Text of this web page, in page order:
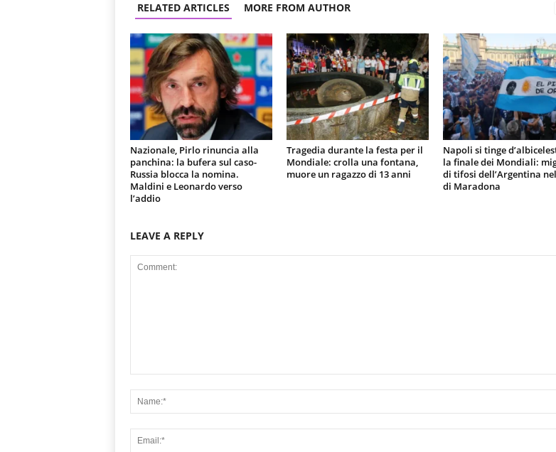
RELATED ARTICLES MORE FROM AUTHOR
Nazionale, Pirlo rinuncia alla
panchina: la bufera sul caso-
Russia blocca la nomina.
Maldini e Leonardo verso
l’addio
Tragedia durante la festa per il
Mondiale: crolla una fontana,
muore un ragazzo di 13 anni
Napoli si tinge
la finale dei Mondiali:
di tifosi dell’Argentina
di Maradona
LEAVE A REPLY